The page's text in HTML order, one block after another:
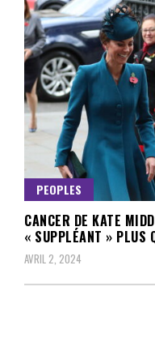
PEOPLES
CANCER DE KATE
« SUPPLÉANT » PLUS
AVRIL 2, 2024